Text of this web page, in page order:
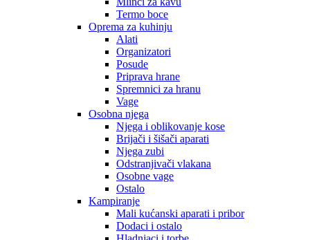
Termo boce
Oprema za kuhinju
Alati
Organizatori
Posude
Priprava hrane
Spremnici za hranu
Vage
Osobna njega
Njega i oblikovanje kose
Brijači i šišači aparati
Njega zubi
Odstranjivači vlakana
Osobne vage
Ostalo
Kampiranje
Mali kućanski aparati i pribor
Dodaci i ostalo